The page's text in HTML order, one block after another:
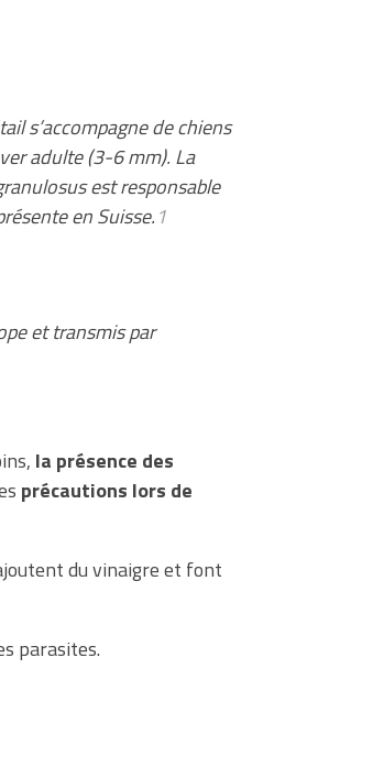
s’accompagne de chiens
adulte (3-6 mm). La
est responsable
en Suisse.1
et transmis par
la présence des
précautions lors de
du vinaigre et font
parasites.